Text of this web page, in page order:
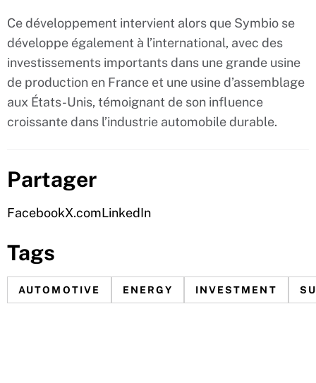
Ce développement intervient alors que Symbio se
développe également à l’international, avec des
investissements importants dans une grande usine
de production en France et une usine d’assemblage
aux États-Unis, témoignant de son influence
croissante dans l’industrie automobile durable.
Partager
FacebookX.comLinkedIn
Tags
AUTOMOTIVE ENERGY INVESTMENT